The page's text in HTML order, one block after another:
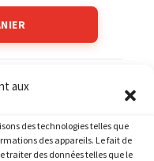
aux
des technologies telles que
des appareils. Le fait de
traiter des données telles que le